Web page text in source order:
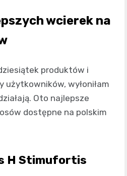
wcierek na
produktów i
użytkowników, wyłoniłam
Oto najlepsze
dostępne na polskim
H Stimufortis